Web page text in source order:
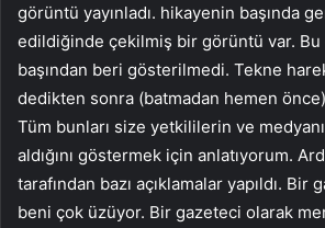
görüntü yayınladı. hikayenin başında
edildiğinde çekilmiş bir görüntü var.
başından beri gösterilmedi. Tekne
dedikten sonra (batmadan hemen önce)
Tüm bunları size yetkililerin ve
aldığını göstermek için anlatıyorum.
tarafından bazı açıklamalar yapıldı. Bir
beni çok üzüyor. Bir gazeteci olarak